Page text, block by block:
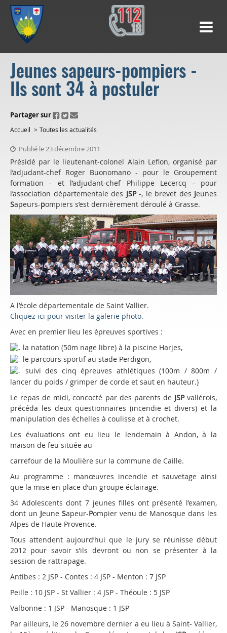
Jeunes sapeurs-pompiers -
Ils sont 34 à postuler
ui.fo.accessibility.echappement.partage
Partager sur
Accueil Toutes les actualités
Publié le 23 décembre 2011
Présidé par le lieutenant-colonel Alain Leflon, organisé par
l’adjudant-chef Roger Buonomano - pour le Groupement
formation - et l’adjudant-chef Philippe Lecercq - pour
l’association départementale des JSP-, le brevet des Jeunes
Sapeurs-pompiers s’est dernièrement déroulé à Grasse.
A l’école départementale de Saint Vallier.
Cliquez ici pour visiter la galerie photo.
Avec en premier lieu les épreuves sportives :
la natation (50m nage libre) à la piscine Harjes,
le parcours sportif au stade Perdigon,
suivi des cinq épreuves athlétiques (100m / 800m /
lancer du poids / grimper de corde et saut en hauteur.)
Le repas de midi, concocté par des parents deJSPvallérois,
précéda les deux questionnaires (incendie et divers) et la
manipulation des échelles à coulisse et à crochet.
Les évaluations ont eu lieu le lendemain à Andon, à la
maison de feu située au
carrefour de la Moulière sur la commune de Caille.
Au programme : manœuvres incendie et sauvetage ainsi
que la mise en place d’un groupe éclairage.
34 Adolescents dont 7 jeunes filles ont présenté l’examen,
dont un Jeune Sapeur-Pompier venu de Manosque dans les
Alpes de Haute Provence.
Tous attendent aujourd’hui que le jury se réunisse début
2012 pour savoir s’ils devront ou non se présenter à la
session de rattrapage.
Antibes : 2 JSP - Contes : 4 JSP - Menton : 7 JSP
Peille : 10 JSP - St Vallier : 4 JSP - Théoule : 5 JSP
Valbonne : 1 JSP - Manosque : 1 JSP
Par ailleurs, le 26 novembre dernier a eu lieu à Saint- Vallier,